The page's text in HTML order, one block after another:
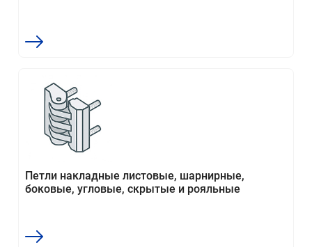
Петли накладные листовые, шарнирные,
боковые, угловые, скрытые и рояльные